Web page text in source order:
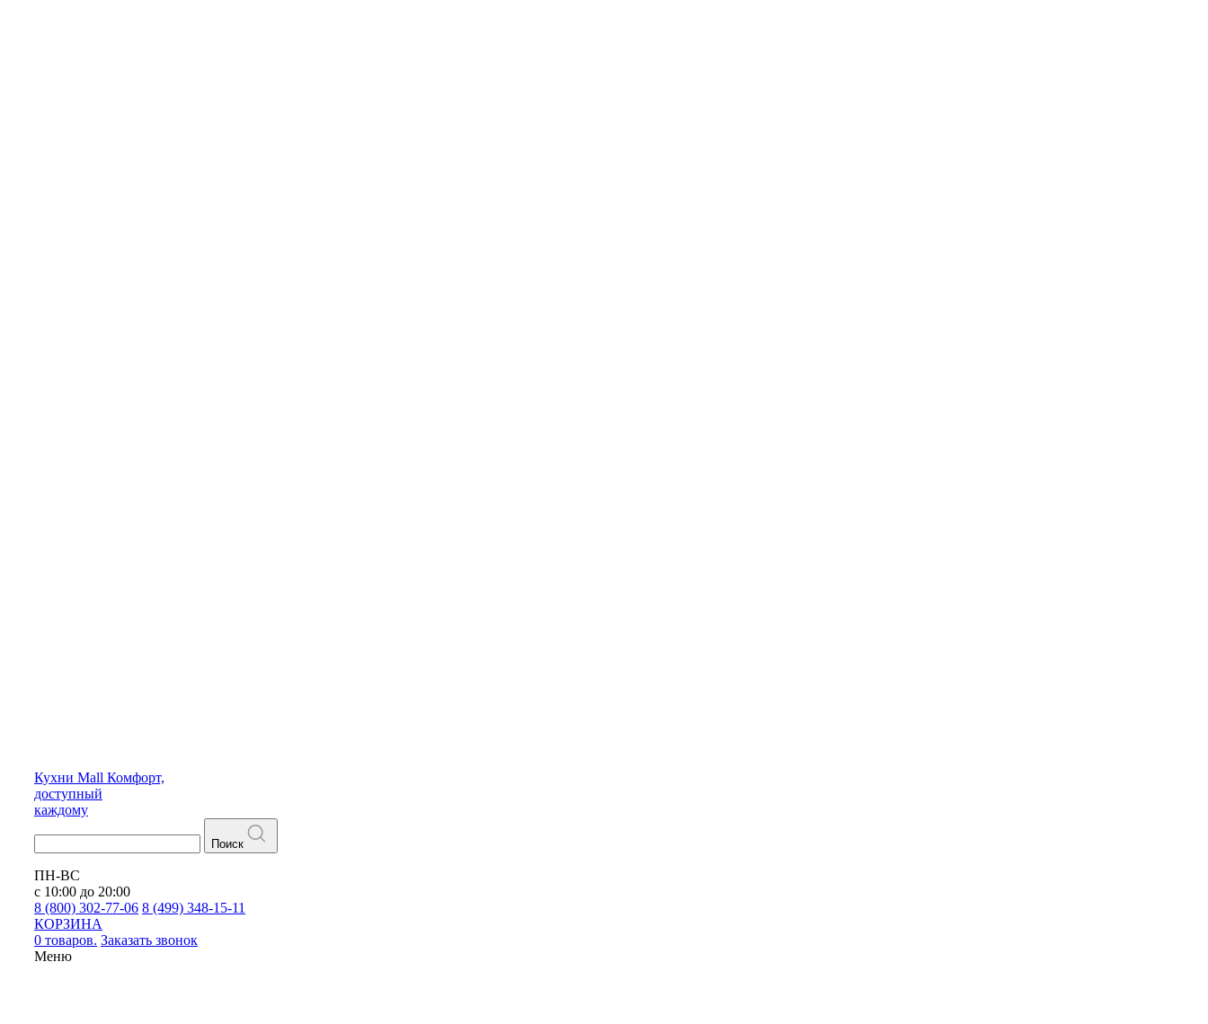
Кухни Mall Комфорт,
доступный
каждому
Поиск
ПН-ВС
с 10:00 до 20:00
8 (800) 302-77-06 8 (499) 348-15-11
КОРЗИНА
0 товаров. Заказать звонок
Меню